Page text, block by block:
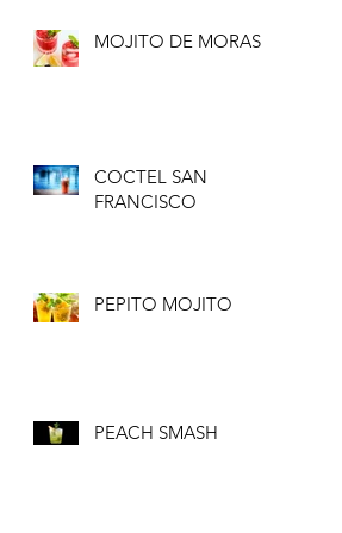
MOJITO DE MORAS
COCTEL SAN
FRANCISCO
PEPITO MOJITO
PEACH SMASH